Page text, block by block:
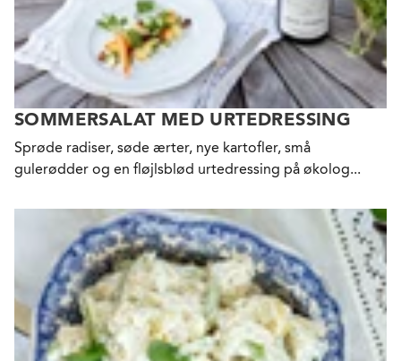
SOMMERSALAT MED URTEDRESSING
Sprøde radiser, søde ærter, nye kartofler, små
gulerødder og en fløjlsblød urtedressing på økolog...